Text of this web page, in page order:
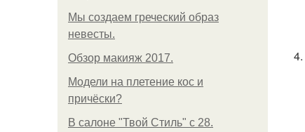
Мы создаем греческий образ
невесты.
Обзор макияж 2017.
Модели на плетение кос и
причёски?
В салоне "Твой Стиль" с 28.